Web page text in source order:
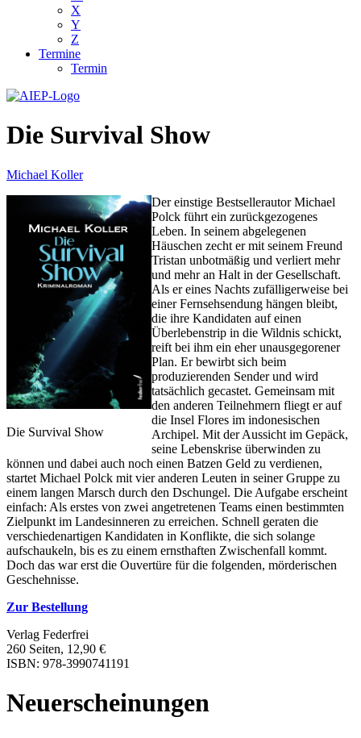
X
Y
Z
Termine
Termin
Die Survival Show
Michael Koller
Die Survival Show
Der einstige Bestsellerautor Michael
Polck führt ein zurückgezogenes
Leben. In seinem abgelegenen
Häuschen zecht er mit seinem Freund
Tristan unbotmäßig und verliert mehr
und mehr an Halt in der Gesellschaft.
Als er eines Nachts zufälligerweise bei
einer Fernsehsendung hängen bleibt,
die ihre Kandidaten auf einen
Überlebenstrip in die Wildnis schickt,
reift bei ihm ein eher unausgegorener
Plan. Er bewirbt sich beim
produzierenden Sender und wird
tatsächlich gecastet. Gemeinsam mit
den anderen Teilnehmern fliegt er auf
die Insel Flores im indonesischen
Archipel. Mit der Aussicht im Gepäck,
seine Lebenskrise überwinden zu
können und dabei auch noch einen Batzen Geld zu verdienen,
startet Michael Polck mit vier anderen Leuten in seiner Gruppe zu
einem langen Marsch durch den Dschungel. Die Aufgabe erscheint
einfach: Als erstes von zwei angetretenen Teams einen bestimmten
Zielpunkt im Landesinneren zu erreichen. Schnell geraten die
verschiedenartigen Kandidaten in Konflikte, die sich solange
aufschaukeln, bis es zu einem ernsthaften Zwischenfall kommt.
Doch das war erst die Ouvertüre für die folgenden, mörderischen
Geschehnisse.
Zur Bestellung
Verlag Federfrei
260 Seiten, 12,90 €
ISBN: 978-3990741191
Neuerscheinungen